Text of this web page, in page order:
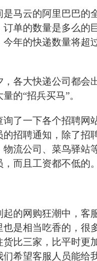
是马云的阿里巴巴的
单的数量是多么的
今年的快递数量将超
，各大快递公司都会
的“招兵买马”。
询了一下各个招聘网
招聘通知，除了招
物流公司、菜鸟驿站
而且工资都不低的。
起的网购狂潮中，客
也是相当吃香的，很
比三家，比平时更
们希望客服人员能给